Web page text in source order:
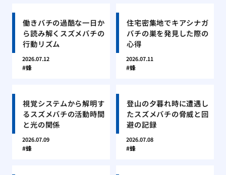
働きバチの過酷な一日か
ら読み解くスズメバチの
行動リズム
2026.07.12
蜂
住宅密集地でキアシナガ
バチの巣を発見した際の
心得
2026.07.11
蜂
視覚システムから解明す
るスズメバチの活動時間
と光の関係
2026.07.09
蜂
登山の夕暮れ時に遭遇し
たスズメバチの脅威と回
避の記録
2026.07.08
蜂